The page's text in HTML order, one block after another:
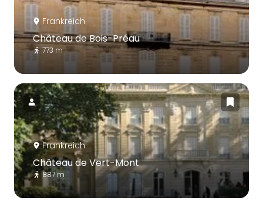
Frankreich
Château de Bois-Préau
773 m
Frankreich
Château de Vert-Mont
887 m